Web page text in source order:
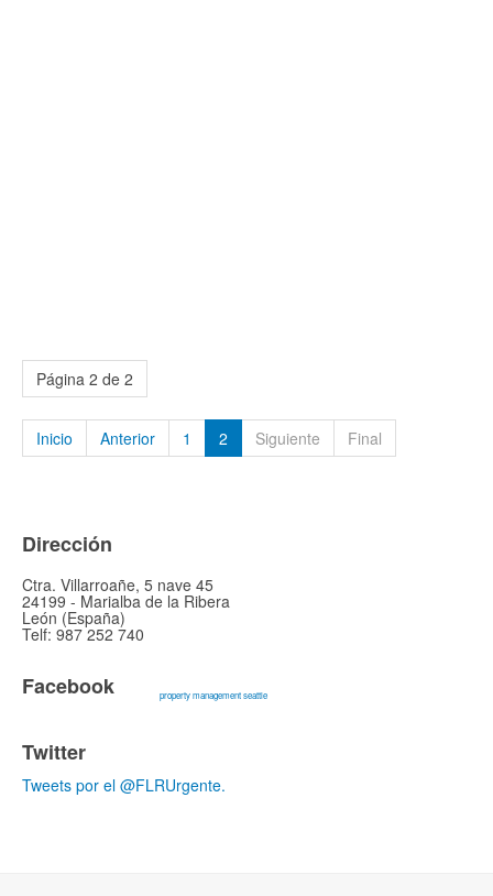
Página 2 de 2
Inicio Anterior 1 2 Siguiente Final
Dirección
Ctra. Villarroañe, 5 nave 45
24199 - Marialba de la Ribera
León (España)
Telf: 987 252 740
Facebook property management seattle
Twitter
Tweets por el @FLRUrgente.